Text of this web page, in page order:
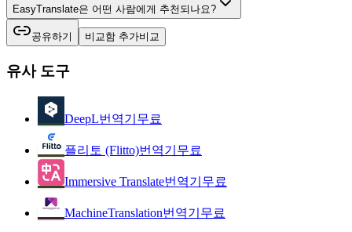
EasyTranslate은 어떤 사람에게 추천되나요?
공유하기 비교함 추가비교
유사 도구
DeepL번역기 무료
플리토 (Flitto)번역기 무료
Immersive Translate번역기 무료
MachineTranslation번역기 무료